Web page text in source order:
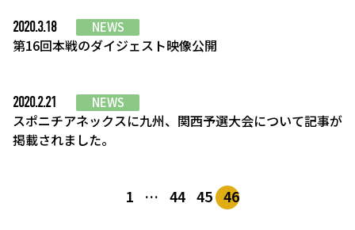
2020.3.18 NEWS
第16回本戦のダイジェスト映像公開
2020.2.21 NEWS
スポニチアネックスに九州、関西予選大会について記事が
掲載されました。
1 … 44 45 46